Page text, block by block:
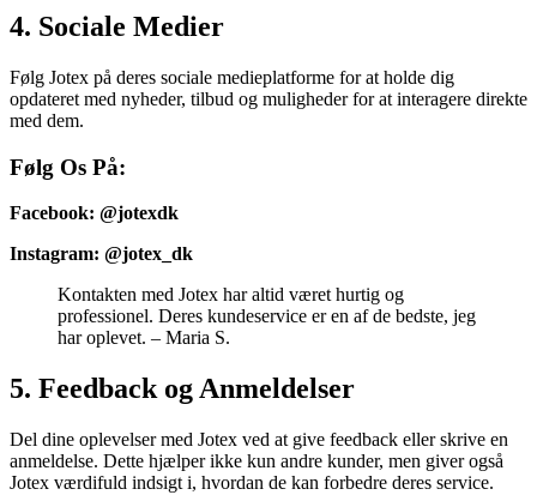
4. Sociale Medier
Følg Jotex på deres sociale medieplatforme for at holde dig
opdateret med nyheder, tilbud og muligheder for at interagere direkte
med dem.
Følg Os På:
Facebook: @jotexdk
Instagram: @jotex_dk
Kontakten med Jotex har altid været hurtig og
professionel. Deres kundeservice er en af de bedste, jeg
har oplevet. – Maria S.
5. Feedback og Anmeldelser
Del dine oplevelser med Jotex ved at give feedback eller skrive en
anmeldelse. Dette hjælper ikke kun andre kunder, men giver også
Jotex værdifuld indsigt i, hvordan de kan forbedre deres service.